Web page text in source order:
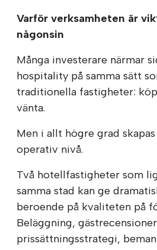
Varför verksamheten är
någonsin
Många investerare närmar
hospitality på samma sätt
traditionella fastigheter:
vänta.
Men i allt högre grad
operativ nivå.
Två hotellfastigheter som
samma stad kan ge
beroende på kvaliteten på
Beläggning,
prissättningsstrategi,